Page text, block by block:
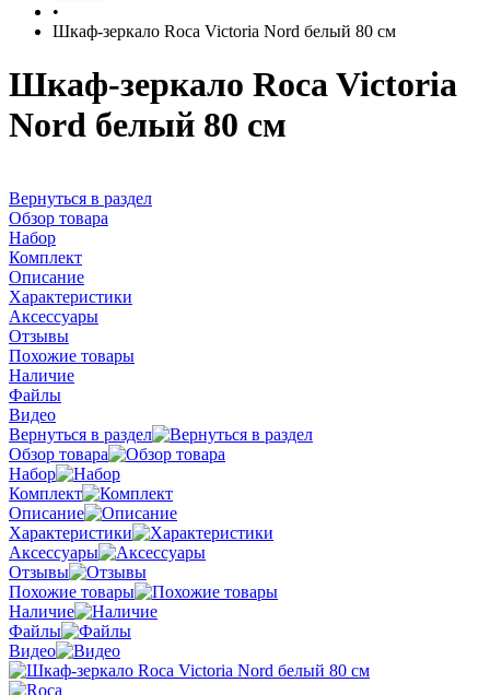
•
Шкаф-зеркало Roca Victoria Nord белый 80 см
Шкаф-зеркало Roca Victoria
Nord белый 80 см
Вернуться в раздел
Обзор товара
Набор
Комплект
Описание
Характеристики
Аксессуары
Отзывы
Похожие товары
Наличие
Файлы
Видео
Вернуться в раздел
Обзор товара
Набор
Комплект
Описание
Характеристики
Аксессуары
Отзывы
Похожие товары
Наличие
Файлы
Видео